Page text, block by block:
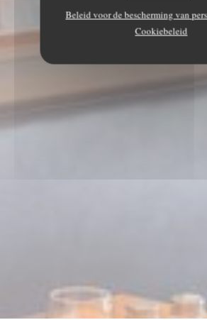
Beleid voor de bescherming van
Cookiebeleid